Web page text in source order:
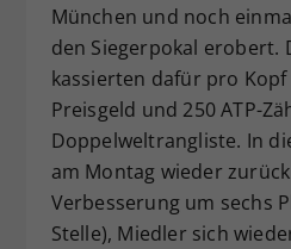
München und noch
den Siegerpokal erobert.
kassierten dafür pro Kopf
Preisgeld und 250 ATP-
Doppelweltrangliste. In
am Montag wieder
Verbesserung um sechs
Stelle), Miedler sich